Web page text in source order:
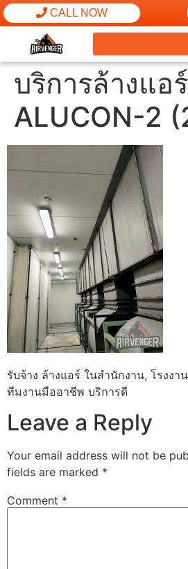
CALL NOW
บริการล้างแอ
ALUCON-2
รับจ้าง ล้างแอร์ ในสำนักงาน, โรงง
ทีมงานมืออาชีพ บริการดี
Leave a Reply
Your email address will not be
fields are marked *
Comment *